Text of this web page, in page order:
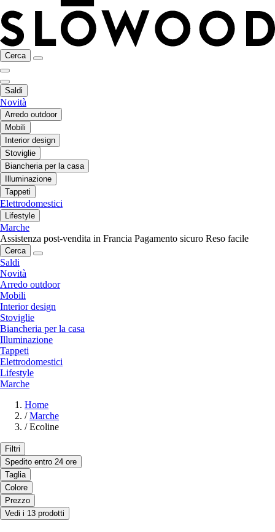
Cerca
Saldi
Novità
Arredo outdoor
Mobili
Interior design
Stoviglie
Biancheria per la casa
Illuminazione
Tappeti
Elettrodomestici
Lifestyle
Marche
Assistenza post-vendita in Francia Pagamento sicuro Reso facile
Cerca
Saldi
Novità
Arredo outdoor
Mobili
Interior design
Stoviglie
Biancheria per la casa
Illuminazione
Tappeti
Elettrodomestici
Lifestyle
Marche
Home
/ Marche
/ Ecoline
Filtri
Spedito entro 24 ore
Taglia
Colore
Prezzo
Vedi i 13 prodotti